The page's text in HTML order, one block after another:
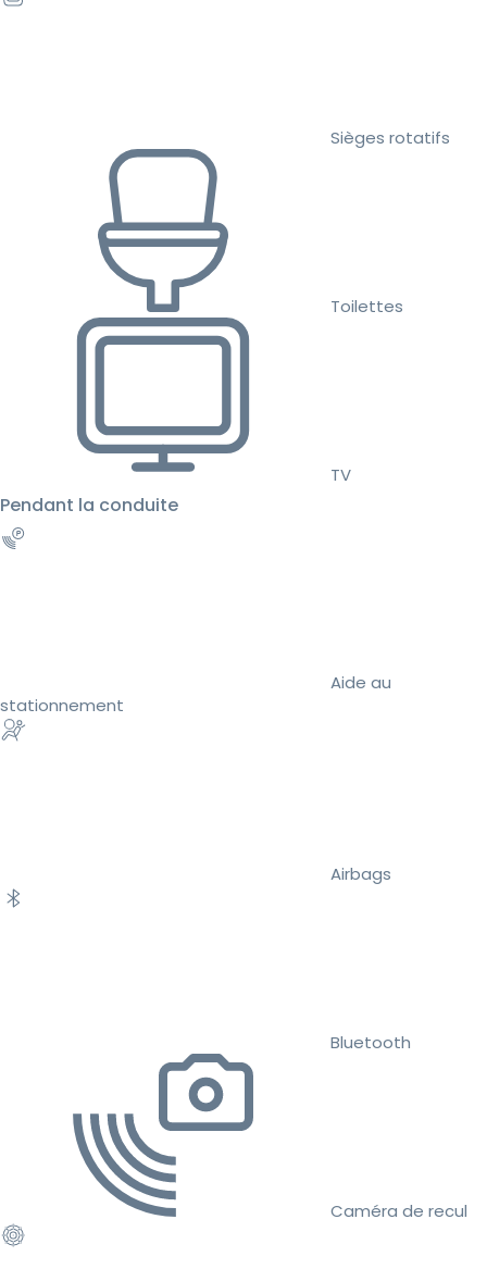
Sièges rotatifs
Toilettes
TV
Pendant la conduite
Aide au
stationnement
Airbags
Bluetooth
Caméra de recul